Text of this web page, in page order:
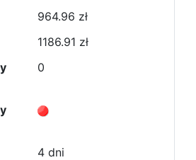
964.96 zł
1186.91 zł
0
4 dni